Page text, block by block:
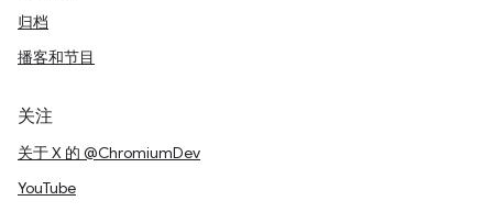
归档
播客和节目
关注
关于 X 的 @ChromiumDev
YouTube